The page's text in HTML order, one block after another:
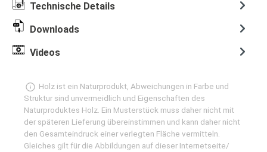
Technische Details
Downloads
Videos
Holz ist ein Naturprodukt, Abweichungen in Farbe und
Struktur sind unvermeidlich und Eigenschaften des
Naturproduktes Holz. Ein Musterstück muss daher nicht mit
der späteren Lieferung übereinstimmen und kann daher nicht
den Gesamteindruck einer verlegten Fläche vermitteln.
Gleiches gilt für die Abbildungen auf dieser Internetseite/